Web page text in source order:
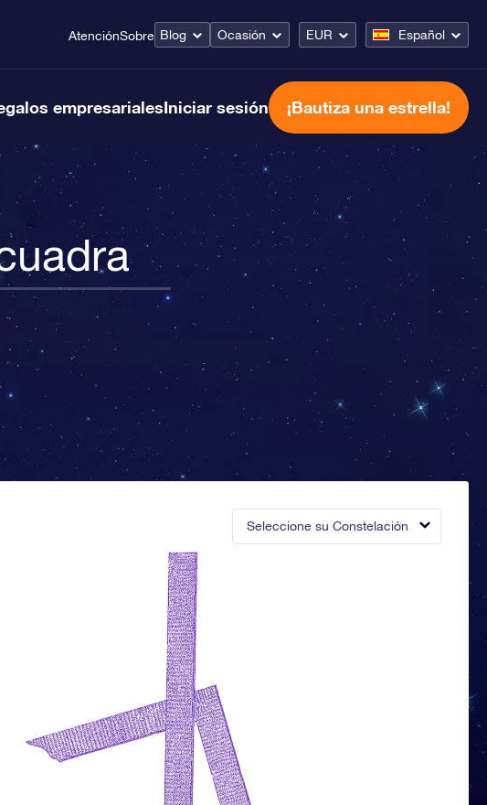
AtenciónSobre Blog Ocasión EUR Español
empresarialesIniciar sesión ¡Bautiza una estrella!
Seleccione su Constelación